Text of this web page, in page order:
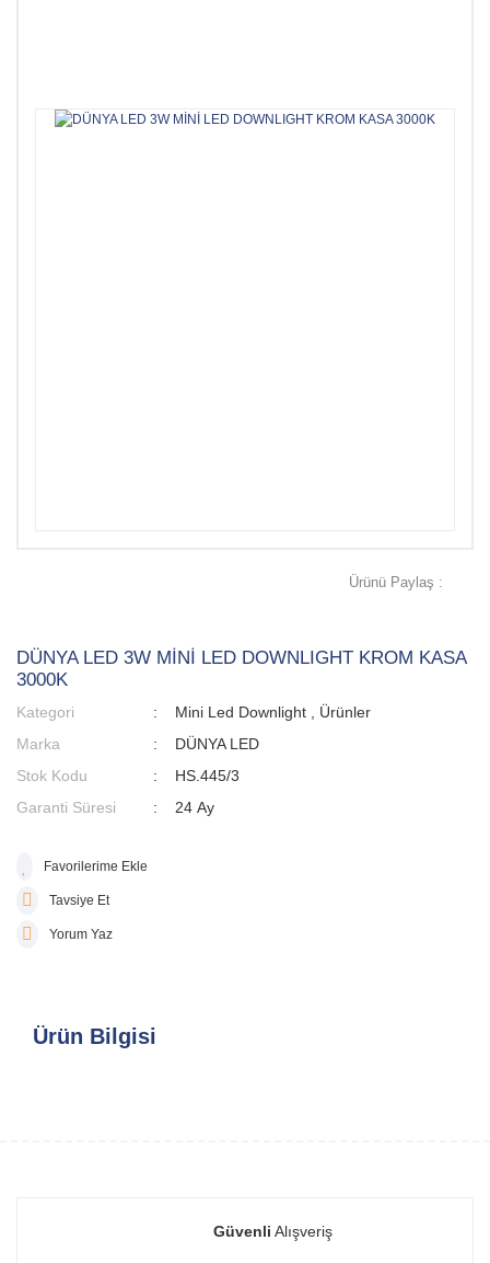
Ürünü Paylaş :
DÜNYA LED 3W MİNİ LED DOWNLIGHT KROM KASA
3000K
Kategori Mini Led Downlight
Ürünler
Marka
DÜNYA LED
Stok Kodu
HS.445/3
Garanti Süresi
24 Ay
Tavsiye Et
Yorum Yaz
Ürün Bilgisi
Güvenli Alışveriş